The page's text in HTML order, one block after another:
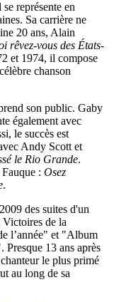
représente en
Sa carrière ne
20 ans, Alain
rêvez-vous des États-
et 1974, il compose
chanson
son public. Gaby
également avec
le succès est
Andy Scott et
le Rio Grande.
: Osez
.
des suites d'un
de la
l’année" et "Album
13 ans après
le plus primé
au long de sa